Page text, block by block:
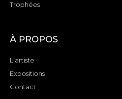
Trophées
À PROPOS
L'artiste
Expositions
Contact